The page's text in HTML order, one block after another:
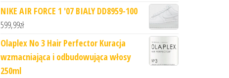
NIKE AIR FORCE 1 '07 BIALY DD8959-100
599,99zł
Olaplex No 3 Hair Perfector Kuracja
wzmacniająca i odbudowująca włosy
250ml